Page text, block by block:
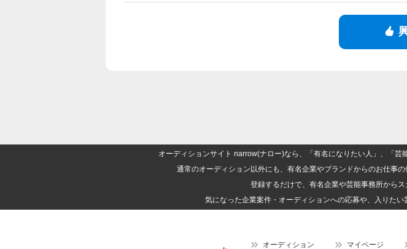
オーディションサイト narrow(ナロー)なら、「有名になりたい人」、「
通常のオーディション以外にも、有名企業やブランドからのお仕事
登録するだけで、有名企業や芸能事務所から
気になった企業案件・オーディションへの応募や、入りた
オーディション マイページ